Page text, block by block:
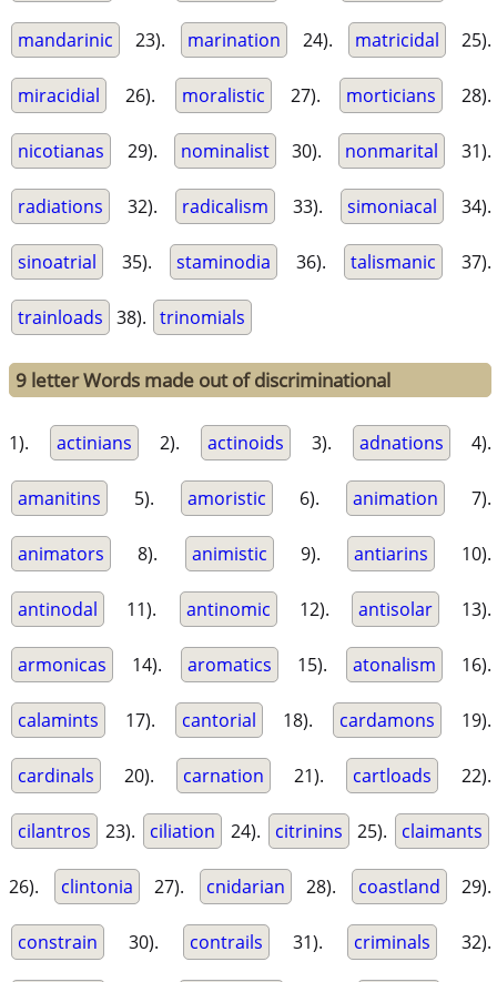
mandarinic 23). marination 24). matricidal 25).
miracidial 26). moralistic 27). morticians 28).
nicotianas 29). nominalist 30). nonmarital 31).
radiations 32). radicalism 33). simoniacal 34).
sinoatrial 35). staminodia 36). talismanic 37).
trainloads 38). trinomials
9 letter Words made out of discriminational
1). actinians 2). actinoids 3). adnations 4).
amanitins 5). amoristic 6). animation 7).
animators 8). animistic 9). antiarins 10).
antinodal 11). antinomic 12). antisolar 13).
armonicas 14). aromatics 15). atonalism 16).
calamints 17). cantorial 18). cardamons 19).
cardinals 20). carnation 21). cartloads 22).
cilantros 23). ciliation 24). citrinins 25). claimants
26). clintonia 27). cnidarian 28). coastland 29).
constrain 30). contrails 31). criminals 32).